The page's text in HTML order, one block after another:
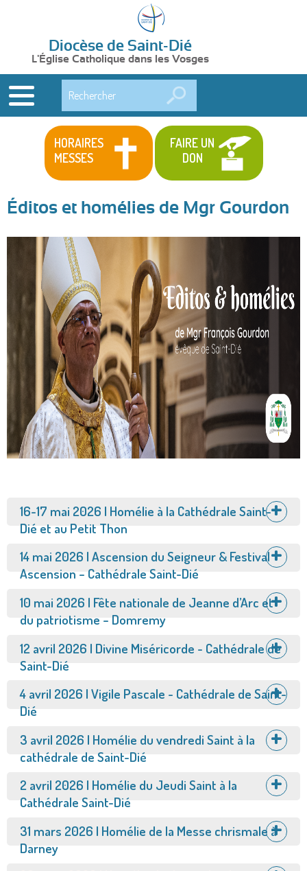
Diocèse de Saint-Dié
L'Église Catholique dans les Vosges
HORAIRES
MESSES
FAIRE UN
DON
Éditos et homélies de Mgr Gourdon
Afficher
16-17 mai 2026 | Homélie à la Cathédrale Saint-
Dié et au Petit Thon
Afficher
14 mai 2026 | Ascension du Seigneur & Festival
Ascension – Cathédrale Saint-Dié
Afficher
10 mai 2026 | Fête nationale de Jeanne d’Arc et
du patriotisme – Domremy
Afficher
12 avril 2026 | Divine Miséricorde - Cathédrale de
Saint-Dié
Afficher
4 avril 2026 | Vigile Pascale - Cathédrale de Saint-
Dié
Afficher
3 avril 2026 | Homélie du vendredi Saint à la
cathédrale de Saint-Dié
Afficher
2 avril 2026 | Homélie du Jeudi Saint à la
Cathédrale Saint-Dié
Afficher
31 mars 2026 | Homélie de la Messe chrismale à
Darney